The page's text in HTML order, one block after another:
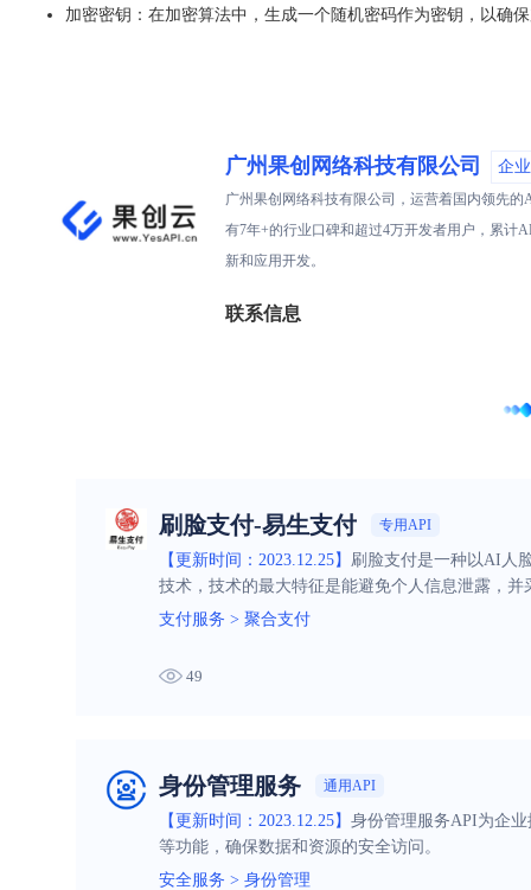
加密密钥：在加密算法中，生成一个随机密码作为密钥，以确
广州果创网络科技有限公司 企业
广州果创网络科技有限公司，运营着国内领先
有7年+的行业口碑和超过4万开发者用户，累计
新和应用开发。
联系信息
刷脸支付-易生支付 专用API
【更新时间：2023.12.25】 刷脸支付是一种以AI人
技术，技术的最大特征是能避免个人信息泄露，
支付服务 > 聚合支付
49
身份管理服务 通用API
【更新时间：2023.12.25】 身份管理服务API为企
等功能，确保数据和资源的安全访问。
安全服务 > 身份管理